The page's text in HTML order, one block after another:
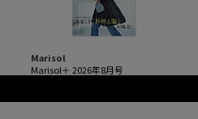
Marisol
Marisol＋ 2026年8月号